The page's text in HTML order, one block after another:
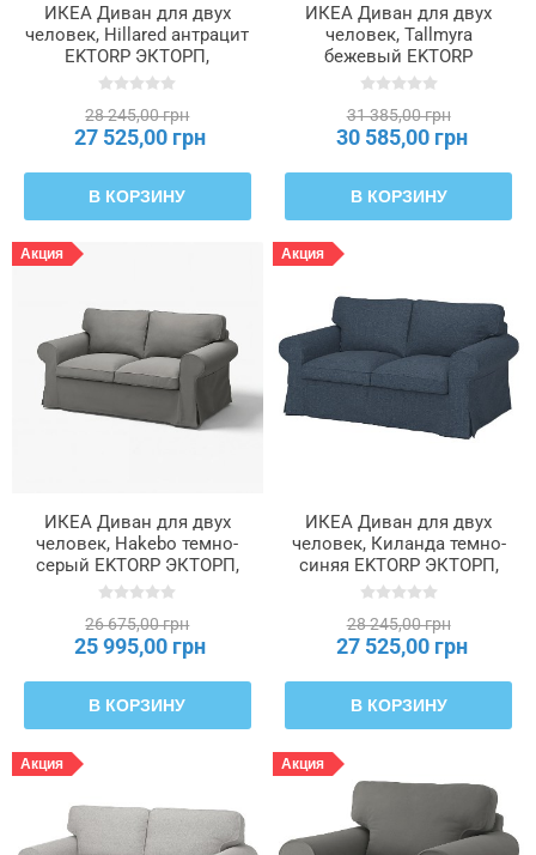
ИКЕА Диван для двух
человек, Hillared антрацит
EKTORP ЭКТОРП,
094.305.19
28 245,00 грн
27 525,00 грн
В КОРЗИНУ
ИКЕА Диван для двух
человек, Tallmyra
бежевый EKTORP
ЭКТОРП, 094.305.24
31 385,00 грн
30 585,00 грн
В КОРЗИНУ
Акция
ИКЕА Диван для двух
человек, Hakebo темно-
серый EKTORP ЭКТОРП,
095.090.13
26 675,00 грн
25 995,00 грн
В КОРЗИНУ
Акция
ИКЕА Диван для двух
человек, Киланда темно-
синяя EKTORP ЭКТОРП,
195.090.22
28 245,00 грн
27 525,00 грн
В КОРЗИНУ
Акция Акция